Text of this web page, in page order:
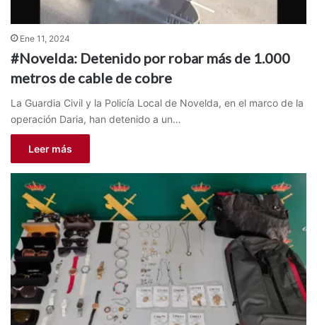
Ene 11, 2024
#Novelda: Detenido por robar más de 1.000
metros de cable de cobre
La Guardia Civil y la Policía Local de Novelda, en el marco de la
operación Daria, han detenido a un…
Leer más